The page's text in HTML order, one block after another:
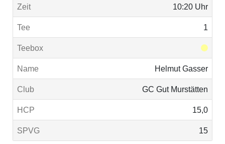
10:20 Uhr
1
Helmut Gasser
GC Gut Murstätten
15,0
15